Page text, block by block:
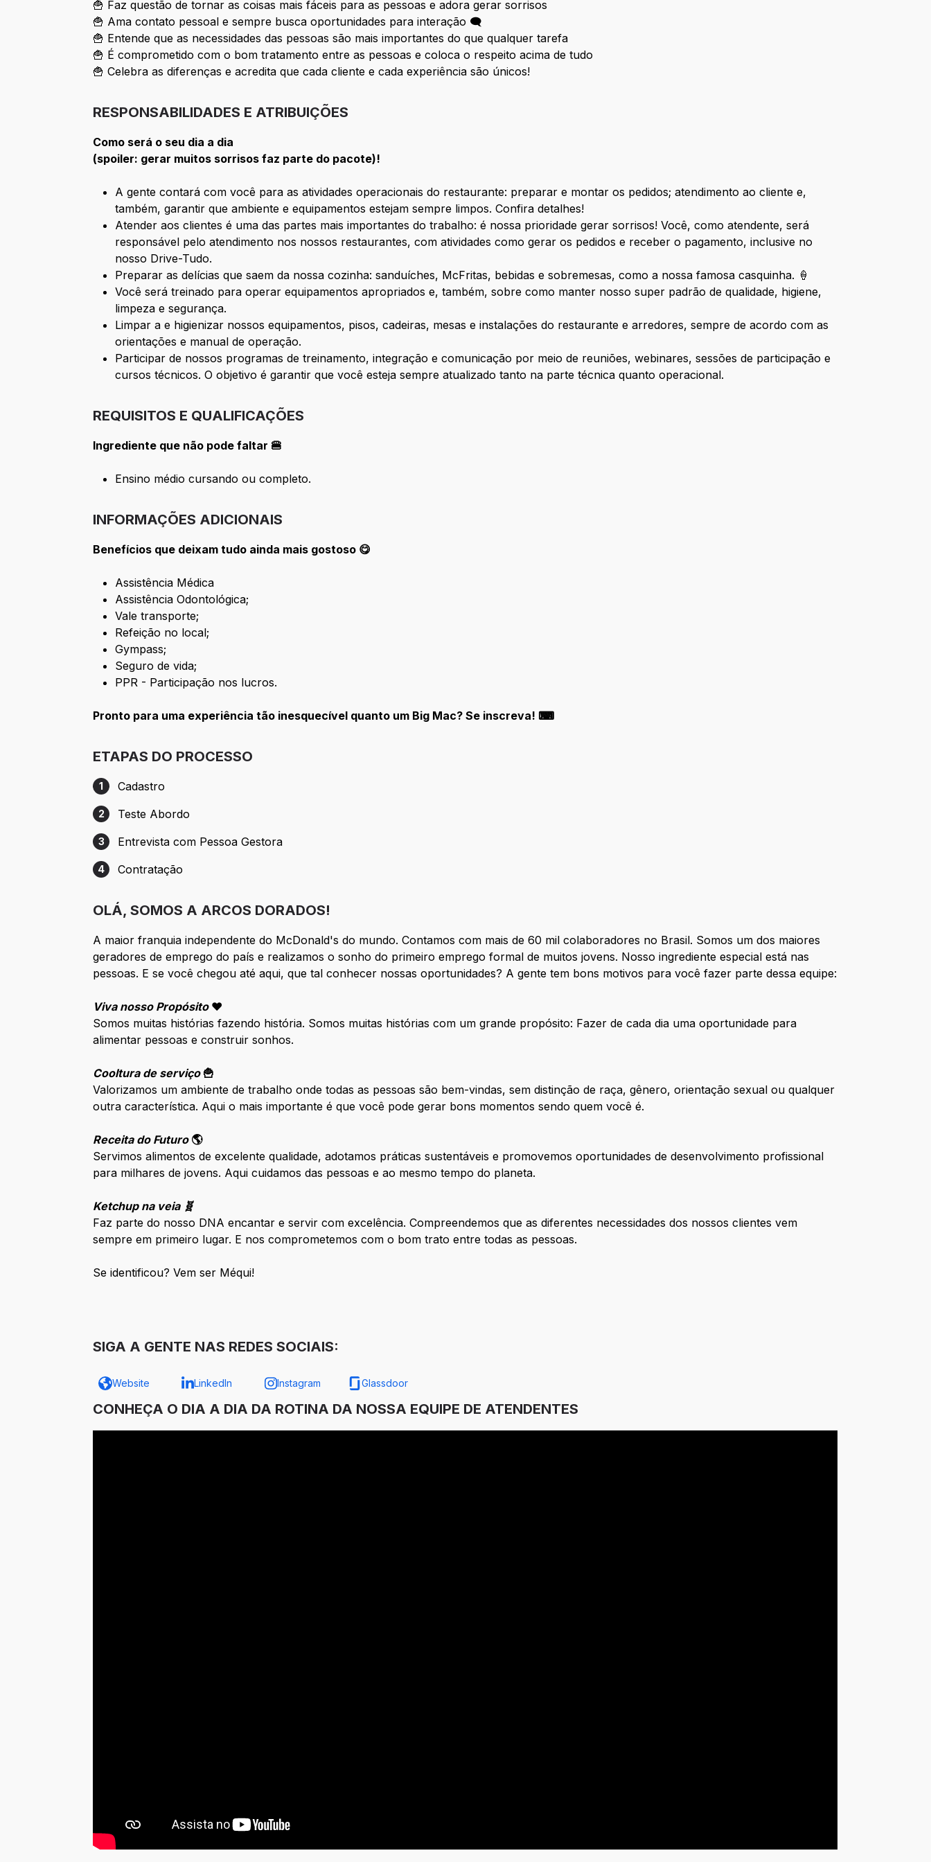
🍟 Faz questão de tornar as coisas mais fáceis para as pessoas e adora gerar sorrisos
🍟 Ama contato pessoal e sempre busca oportunidades para interação 🗨
🍟 Entende que as necessidades das pessoas são mais importantes do que qualquer tarefa
🍟 É comprometido com o bom tratamento entre as pessoas e coloca o respeito acima de tudo
🍟 Celebra as diferenças e acredita que cada cliente e cada experiência são únicos!
RESPONSABILIDADES E ATRIBUIÇÕES
Como será o seu dia a dia
(spoiler: gerar muitos sorrisos faz parte do pacote)!
A gente contará com você para as atividades operacionais do restaurante: preparar e montar os pedidos; atendimento ao cliente e,
também, garantir que ambiente e equipamentos estejam sempre limpos. Confira detalhes!
Atender aos clientes é uma das partes mais importantes do trabalho: é nossa prioridade gerar sorrisos! Você, como atendente, será
responsável pelo atendimento nos nossos restaurantes, com atividades como gerar os pedidos e receber o pagamento, inclusive no
nosso Drive-Tudo.
Preparar as delícias que saem da nossa cozinha: sanduíches, McFritas, bebidas e sobremesas, como a nossa famosa casquinha. 🍦
Você será treinado para operar equipamentos apropriados e, também, sobre como manter nosso super padrão de qualidade, higiene,
limpeza e segurança.
Limpar a e higienizar nossos equipamentos, pisos, cadeiras, mesas e instalações do restaurante e arredores, sempre de acordo com as
orientações e manual de operação.
Participar de nossos programas de treinamento, integração e comunicação por meio de reuniões, webinares, sessões de participação e
cursos técnicos. O objetivo é garantir que você esteja sempre atualizado tanto na parte técnica quanto operacional.
REQUISITOS E QUALIFICAÇÕES
Ingrediente que não pode faltar 🍔
Ensino médio cursando ou completo.
INFORMAÇÕES ADICIONAIS
Benefícios que deixam tudo ainda mais gostoso 😋
Assistência Médica
Assistência Odontológica;
Vale transporte;
Refeição no local;
Gympass;
Seguro de vida;
PPR - Participação nos lucros.
Pronto para uma experiência tão inesquecível quanto um Big Mac? Se inscreva! ⌨
ETAPAS DO PROCESSO
Etapa 1: Cadastro
1 Cadastro
Etapa 2: Teste Abordo
2 Teste Abordo
Etapa 3: Entrevista com Pessoa Gestora
3 Entrevista com Pessoa Gestora
Etapa 4: Contratação
4 Contratação
OLÁ, SOMOS A ARCOS DORADOS!
A maior franquia independente do McDonald's do mundo. Contamos com mais de 60 mil colaboradores no Brasil. Somos um dos maiores
geradores de emprego do país e realizamos o sonho do primeiro emprego formal de muitos jovens. Nosso ingrediente especial está nas
pessoas. E se você chegou até aqui, que tal conhecer nossas oportunidades? A gente tem bons motivos para você fazer parte dessa equipe:
Viva nosso Propósito ❤️
Somos muitas histórias fazendo história. Somos muitas histórias com um grande propósito: Fazer de cada dia uma oportunidade para
alimentar pessoas e construir sonhos.
Cooltura de serviço 🍟
Valorizamos um ambiente de trabalho onde todas as pessoas são bem-vindas, sem distinção de raça, gênero, orientação sexual ou qualquer
outra característica. Aqui o mais importante é que você pode gerar bons momentos sendo quem você é.
Receita do Futuro 🌎
Servimos alimentos de excelente qualidade, adotamos práticas sustentáveis e promovemos oportunidades de desenvolvimento profissional
para milhares de jovens. Aqui cuidamos das pessoas e ao mesmo tempo do planeta.
Ketchup na veia 🧬
Faz parte do nosso DNA encantar e servir com excelência. Compreendemos que as diferentes necessidades dos nossos clientes vem
sempre em primeiro lugar. E nos comprometemos com o bom trato entre todas as pessoas.
Se identificou? Vem ser Méqui!
SIGA A GENTE NAS REDES SOCIAIS:
Website LinkedIn Instagram Glassdoor
CONHEÇA O DIA A DIA DA ROTINA DA NOSSA EQUIPE DE ATENDENTES